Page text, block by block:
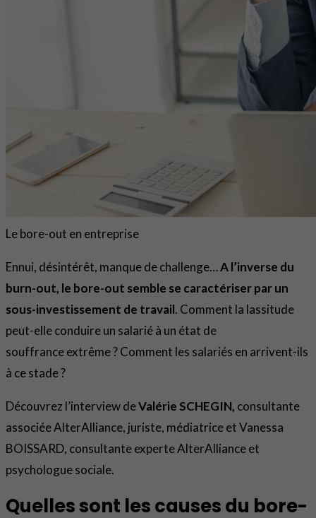
Le bore-out en entreprise
Ennui, désintérêt, manque de challenge…A l’inverse du
burn-out, le bore-out semble se caractériser par un
sous-investissement de travail. Comment la lassitude
peut-elle conduire un salarié à un état de
souffrance extrême ? Comment les salariés en arrivent-ils
à ce stade ?
Découvrez l’interview deValérie SCHEGIN, consultante
associée AlterAlliance, juriste, médiatrice et Vanessa
BOISSARD, consultante experte AlterAlliance et
psychologue sociale.
Quelles sont les causes du bore-